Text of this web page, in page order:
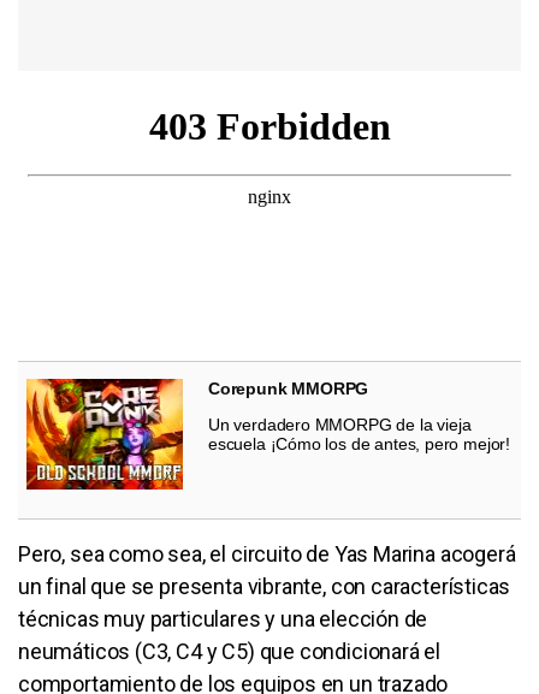
Corepunk MMORPG
Un verdadero MMORPG de la vieja
escuela ¡Cómo los de antes, pero mejor!
Pero, sea como sea, el circuito de Yas Marina acogerá
un final que se presenta vibrante, con características
técnicas muy particulares y una elección de
neumáticos (C3, C4 y C5) que condicionará el
comportamiento de los equipos en un trazado